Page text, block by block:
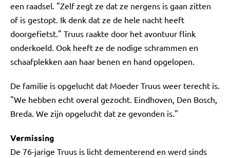
een raadsel. "Zelf zegt ze dat ze nergens is gaan zitten
of is gestopt. Ik denk dat ze de hele nacht heeft
doorgefietst." Truus raakte door het avontuur flink
onderkoeld. Ook heeft ze de nodige schrammen en
schaafplekken aan haar benen en hand opgelopen.
De familie is opgelucht dat Moeder Truus weer terecht is.
"We hebben echt overal gezocht. Eindhoven, Den Bosch,
Breda. We zijn opgelucht dat ze gevonden is."
Vermissing
De 76-jarige Truus is licht dementerend en werd sinds